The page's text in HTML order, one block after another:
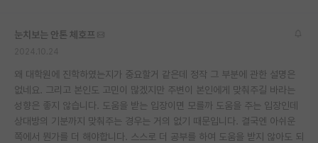
눈치보는 안톤 체호프
왜 대학원에 진학하였는지가 중요할거 같은데 정작 그 부분에 관한 설명은
없네요. 그리고 본인도 고민이 많겠지만 주변이 본인에게 맞춰주길 바라는
성향은 좋지 않습니다. 도움을 받는 입장이면 모를까 도움을 주는 입장인데
상대방의 기분까지 맞춰주는 경우는 거의 없기 때문입니다. 결국엔 아쉬운
쪽에서 뭔가를 더 해야합니다. 스스로 더 공부를 하여 도움을 받지 않아도 되